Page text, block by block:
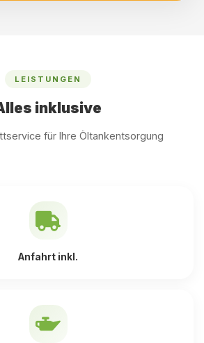
LEISTUNGEN
inklusive
für Ihre Öltankentsorgung
Anfahrt inkl.